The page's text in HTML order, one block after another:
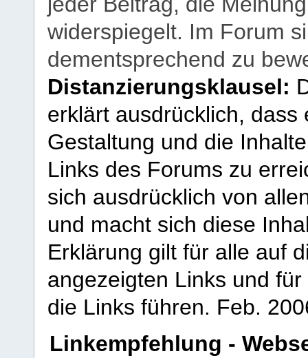
widerspiegelt. Im Forum
dementsprechend zu
Distanzierungsklausel:
erklärt ausdrücklich,
Gestaltung und die
Links des Forums zu
sich ausdrücklich von
und macht sich diese
Erklärung gilt für alle auf
angezeigten Links und
die Links führen. Feb.
Linkempfehlung -